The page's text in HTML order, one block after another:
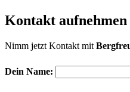
Kontakt aufnehmen
Nimm jetzt Kontakt mit
Dein Name: